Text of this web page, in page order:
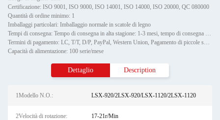
Certificazione: ISO 9001, ISO 9000, ISO 14001, ISO 14000, ISO 20000, QC 080000
Quantità di ordine minimo: 1
Imballaggi particolari: Imballaggio normale in scatole di legno
Tempi di consegna: Tempo di consegna in alta stagione: 1-3 mesi, tempo di consegna fuori stagione: un mese
Termini di pagamento: LC, T/T, D/P, PayPal, Western Union, Pagamento di piccole somme, Money Gram
Capacità di alimentazione: 100 serie/mese
Dettaglio Description
1Modello N.O.: LSX-920/2LSX-920/LSX-1120/2LSX-1120
2Velocità di rotazione: 17-21r/Min